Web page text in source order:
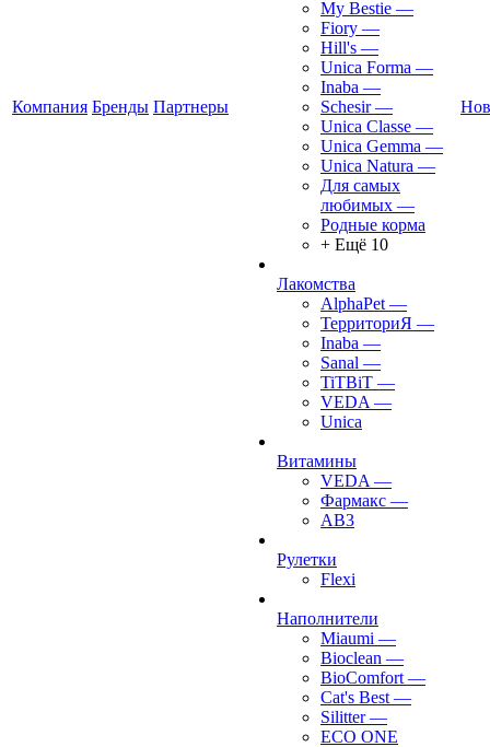
Компания Бренды Партнеры
My Bestie —
Fiory —
Hill's —
Unica Forma —
Inaba —
Schesir —
Unica Classe —
Unica Gemma —
Unica Natura —
Для самых
любимых —
Родные корма
+ Ещё 10
Лакомства
AlphaPet —
ТерриториЯ —
Inaba —
Sanal —
TiTBiT —
VEDA —
Unica
Витамины
VEDA —
Фармакс —
АВ3
Рулетки
Flexi
Наполнители
Miaumi —
Bioclean —
BioComfort —
Cat's Best —
Silitter —
ECO ONE